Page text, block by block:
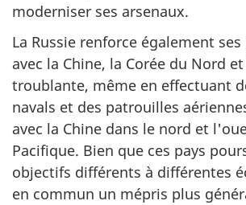
moderniser ses arsenaux.
La Russie renforce également
avec la Chine, la Corée du Nord
troublante, même en effectuant
navals et des patrouilles
avec la Chine dans le nord et
Pacifique. Bien que ces pays
objectifs différents à différentes
en commun un mépris plus